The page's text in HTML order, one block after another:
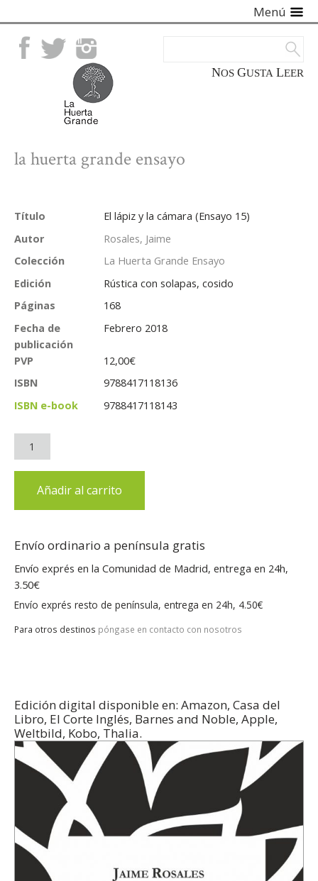
Facebook TwitterInstagram
NOS GUSTA LEER
Menú
la huerta grande ensayo
Título
El lápiz y la cámara (Ensayo 15)
Autor
Rosales, Jaime
Colección
La Huerta Grande Ensayo
Edición
Rústica con solapas, cosido
Páginas
168
Fecha de
publicación
Febrero 2018
PVP 12,00€
ISBN
9788417118136
ISBN e-book
9788417118143
Añadir al carrito
Envío ordinario a península gratis
Envío exprés en la Comunidad de Madrid, entrega en 24h,
3.50€
Envío exprés resto de península, entrega en 24h, 4.50€
Para otros destinos póngase en contacto con nosotros
Edición digital disponible en: Amazon, Casa del
Libro, El Corte Inglés, Barnes and Noble, Apple,
Weltbild, Kobo, Thalia.